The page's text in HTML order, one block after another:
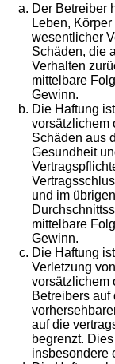
Der Betreiber
Leben,
wesentlicher
Schäden, die
Verhalten
mittelbare
Gewinn.
Die Haftung
vorsätzlichem
Schäden aus
Gesundheit
und im
mittelbare
Gewinn.
Die Haftung
Verletzung
vorsätzlichem
Betreibers
auf die
begrenzt.
insbesondere